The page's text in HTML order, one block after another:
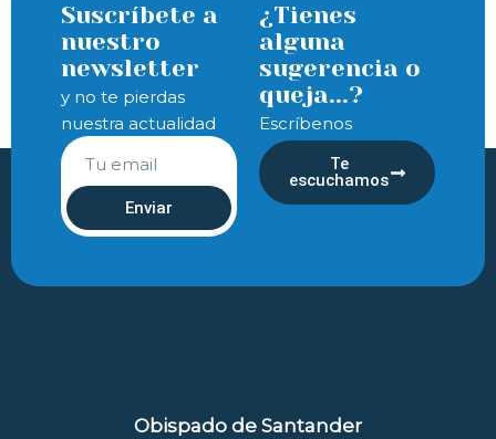
Suscríbete a
nuestro
newsletter
y no te pierdas
nuestra actualidad
Enviar
¿Tienes
alguna
sugerencia o
queja...?
Escríbenos
Te
escuchamos
Obispado de Santander